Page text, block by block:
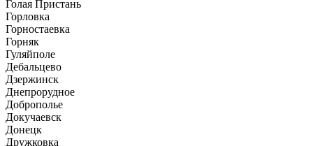
Голая Пристань
Горловка
Горностаевка
Горняк
Гуляйполе
Дебальцево
Дзержинск
Днепрорудное
Доброполье
Докучаевск
Донецк
Дружковка